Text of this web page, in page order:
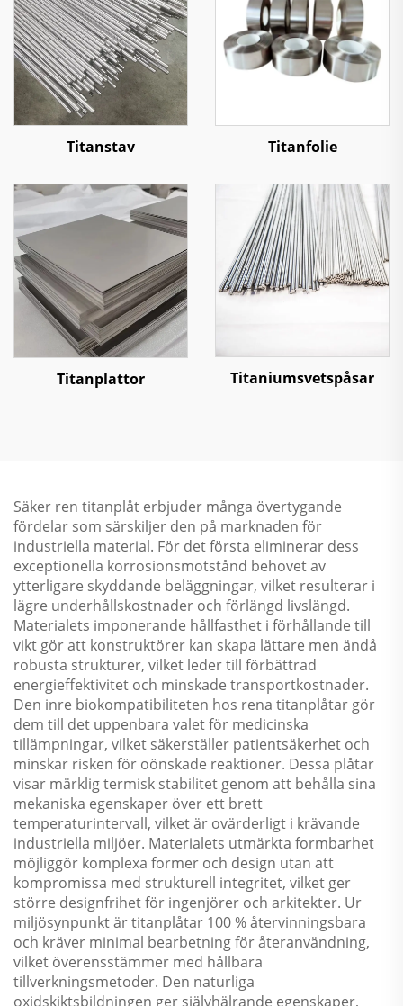
Titanstav Titanfolie
Titanplattor Titaniumsvetspåsar
Säker ren titanplåt erbjuder många övertygande
fördelar som särskiljer den på marknaden för
industriella material. För det första eliminerar dess
exceptionella korrosionsmotstånd behovet av
ytterligare skyddande beläggningar, vilket resulterar i
lägre underhållskostnader och förlängd livslängd.
Materialets imponerande hållfasthet i förhållande till
vikt gör att konstruktörer kan skapa lättare men ändå
robusta strukturer, vilket leder till förbättrad
energieffektivitet och minskade transportkostnader.
Den inre biokompatibiliteten hos rena titanplåtar gör
dem till det uppenbara valet för medicinska
tillämpningar, vilket säkerställer patientsäkerhet och
minskar risken för oönskade reaktioner. Dessa plåtar
visar märklig termisk stabilitet genom att behålla sina
mekaniska egenskaper över ett brett
temperaturintervall, vilket är ovärderligt i krävande
industriella miljöer. Materialets utmärkta formbarhet
möjliggör komplexa former och design utan att
kompromissa med strukturell integritet, vilket ger
större designfrihet för ingenjörer och arkitekter. Ur
miljösynpunkt är titanplåtar 100 % återvinningsbara
och kräver minimal bearbetning för återanvändning,
vilket överensstämmer med hållbara
tillverkningsmetoder. Den naturliga
oxidskiktsbildningen ger självhälrande egenskaper,